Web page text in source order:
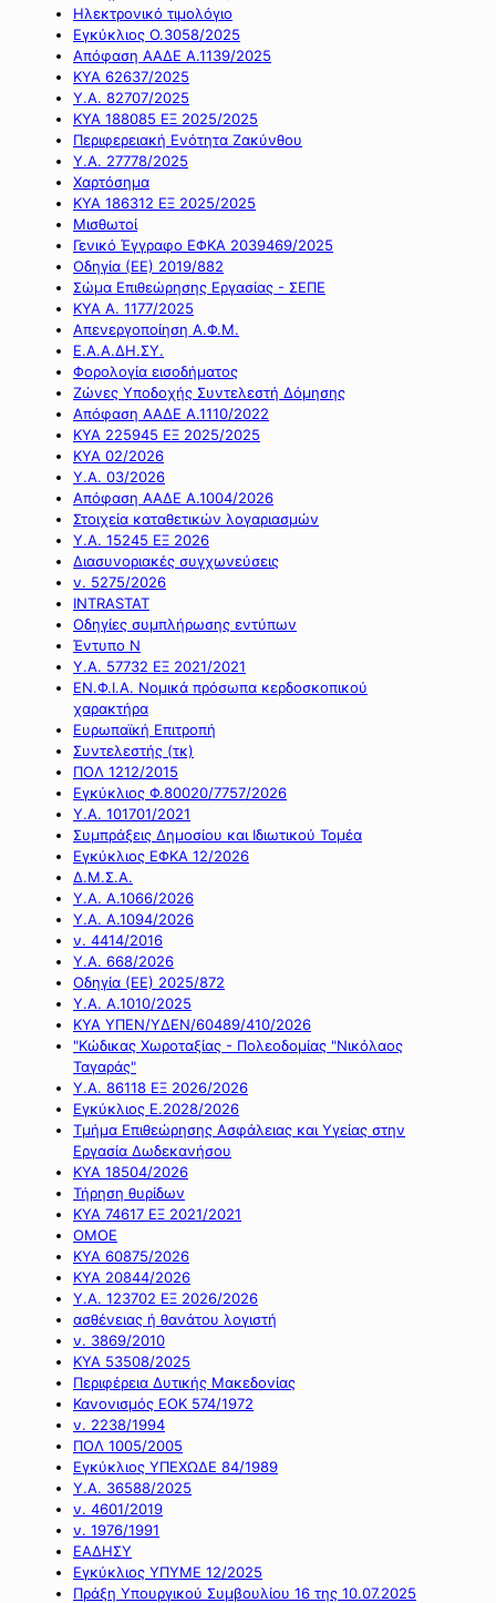
Ηλεκτρονικό τιμολόγιο
Εγκύκλιος Ο.3058/2025
Απόφαση ΑΑΔΕ Α.1139/2025
ΚΥΑ 62637/2025
Υ.Α. 82707/2025
ΚΥΑ 188085 ΕΞ 2025/2025
Περιφερειακή Ενότητα Ζακύνθου
Υ.Α. 27778/2025
Χαρτόσημα
ΚΥΑ 186312 ΕΞ 2025/2025
Μισθωτοί
Γενικό Έγγραφο ΕΦΚΑ 2039469/2025
Οδηγία (ΕΕ) 2019/882
Σώμα Επιθεώρησης Εργασίας - ΣΕΠΕ
ΚΥΑ Α. 1177/2025
Απενεργοποίηση Α.Φ.Μ.
Ε.Α.Α.ΔΗ.ΣΥ.
Φορολογία εισοδήματος
Ζώνες Υποδοχής Συντελεστή Δόμησης
Απόφαση ΑΑΔΕ Α.1110/2022
ΚΥΑ 225945 ΕΞ 2025/2025
ΚΥΑ 02/2026
Υ.Α. 03/2026
Απόφαση ΑΑΔΕ Α.1004/2026
Στοιχεία καταθετικών λογαριασμών
Υ.Α. 15245 ΕΞ 2026
Διασυνοριακές συγχωνεύσεις
ν. 5275/2026
INTRASTAT
Οδηγίες συμπλήρωσης εντύπων
Έντυπο Ν
Υ.Α. 57732 ΕΞ 2021/2021
ΕΝ.Φ.Ι.Α. Νομικά πρόσωπα κερδοσκοπικού
χαρακτήρα
Ευρωπαϊκή Επιτροπή
Συντελεστής (τκ)
ΠΟΛ 1212/2015
Εγκύκλιος Φ.80020/7757/2026
Υ.Α. 101701/2021
Συμπράξεις Δημοσίου και Ιδιωτικού Τομέα
Εγκύκλιος ΕΦΚΑ 12/2026
Δ.Μ.Σ.Α.
Υ.Α. Α.1066/2026
Υ.Α. Α.1094/2026
ν. 4414/2016
Y.A. 668/2026
Οδηγία (ΕΕ) 2025/872
Υ.Α. Α.1010/2025
ΚΥΑ ΥΠΕΝ/ΥΔΕΝ/60489/410/2026
"Κώδικας Χωροταξίας - Πολεοδομίας "Νικόλαος
Ταγαράς"
Υ.Α. 86118 ΕΞ 2026/2026
Εγκύκλιος Ε.2028/2026
Τμήμα Επιθεώρησης Ασφάλειας και Υγείας στην
Εργασία Δωδεκανήσου
ΚΥΑ 18504/2026
Τήρηση θυρίδων
ΚΥΑ 74617 ΕΞ 2021/2021
ΟΜΟΕ
ΚΥΑ 60875/2026
ΚΥΑ 20844/2026
Υ.Α. 123702 ΕΞ 2026/2026
ασθένειας ή θανάτου λογιστή
ν. 3869/2010
ΚΥΑ 53508/2025
Περιφέρεια Δυτικής Μακεδονίας
Κανονισμός ΕΟΚ 574/1972
ν. 2238/1994
ΠΟΛ 1005/2005
Εγκύκλιος ΥΠΕΧΩΔΕ 84/1989
Υ.Α. 36588/2025
ν. 4601/2019
ν. 1976/1991
ΕΑΔΗΣΥ
Εγκύκλιος ΥΠΥΜΕ 12/2025
Πράξη Υπουργικού Συμβουλίου 16 της 10.07.2025